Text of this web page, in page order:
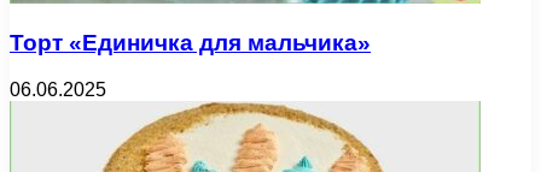
Торт «Единичка для мальчика»
06.06.2025